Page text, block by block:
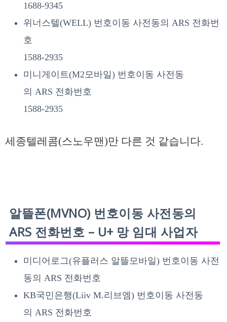
1688-9345
위너스텔(WELL) 번호이동 사전동의 ARS 전화번
호
1588-2935
미니게이트(M2모바일) 번호이동 사전동
의 ARS 전화번호
1588-2935
세종텔레콤(스노우맨)만 다른 것 같습니다.
알뜰폰(MVNO) 번호이동 사전동의
ARS 전화번호 – U+ 망 임대 사업자
미디어로그(유플러스 알뜰모바일) 번호이동 사전
동의 ARS 전화번호
KB국민은행(Liiv M.리브엠) 번호이동 사전동
의 ARS 전화번호